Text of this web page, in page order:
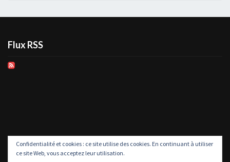
Flux RSS
Confidentialité et cookies : ce site utilise des cookies. En continuant à utiliser
ce site Web, vous acceptez leur utilisation.